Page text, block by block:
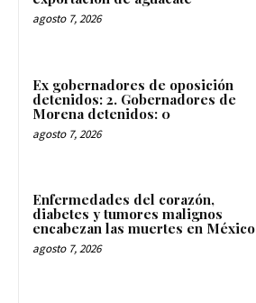
agosto 7, 2026
Ex gobernadores de oposición
detenidos: 2. Gobernadores de
Morena detenidos: 0
agosto 7, 2026
Enfermedades del corazón,
diabetes y tumores malignos
encabezan las muertes en México
agosto 7, 2026